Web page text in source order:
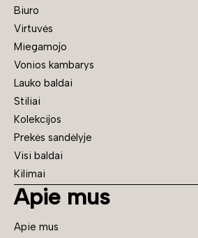
Biuro
Virtuvės
Miegamojo
Vonios kambarys
Lauko baldai
Stiliai
Kolekcijos
Prekės sandėlyje
Visi baldai
Kilimai
Apie mus
Apie mus